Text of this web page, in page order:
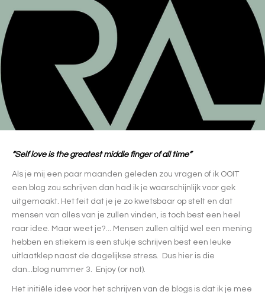
“Self love is the greatest middle finger of all time”
Als je mij een paar maanden geleden zou vragen of ik OOIT
een blog zou schrijven dan had ik je waarschijnlijk voor gek
uitgemaakt. Het feit dat je je zo kwetsbaar op stelt en dat
mensen van alles van je zullen vinden, is toch best een heel
raar idee. Maar weet je?... Mensen zullen altijd wel een mening
hebben en stiekem is een stukje schrijven best een leuke
uitlaatklep naast de dagelijkse stress. Dus hier is die
dan...blog nummer 3. Enjoy (or not).
Het initiële idee voor het schrijven van de blogs is dat ik je mee